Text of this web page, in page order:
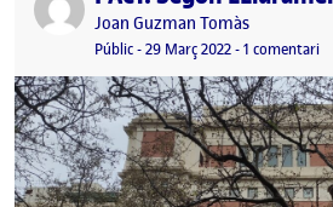
Publicat per
Joan Guzman Tomàs
Visibilitat:
Públic-Data de publicació
29 Març 2022-1 comentaria